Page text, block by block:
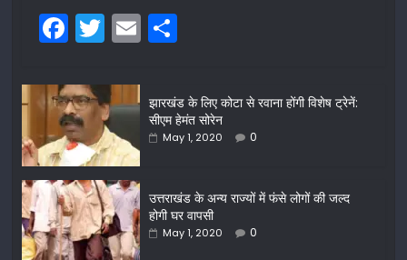
F
a
c
e
b
o
o
k
T
w
itt
er
E
m
ar
e
झारखंड के लिए कोटा से रवाना होंगी विशेष ट्रेनें:
सीएम हेमंत सोरेन
May 1, 2020 0
उत्तराखंड के अन्य राज्यों में फंसे लोगों की जल्द
होगी घर वापसी
May 1, 2020 0